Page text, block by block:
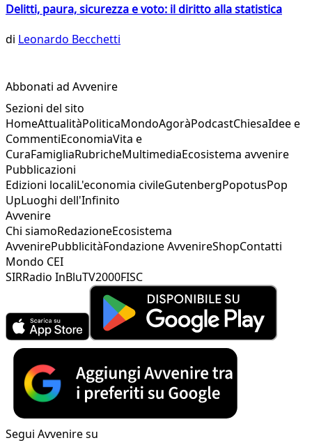
Delitti, paura, sicurezza e voto: il diritto alla statistica
di Leonardo Becchetti
Abbonati ad Avvenire
Sezioni del sito
HomeAttualitàPoliticaMondoAgoràPodcastChiesaIdee e
CommentiEconomiaVita e
CuraFamigliaRubricheMultimediaEcosistema avvenire
Pubblicazioni
Edizioni localiL'economia civileGutenbergPopotusPop
UpLuoghi dell'Infinito
Avvenire
Chi siamoRedazioneEcosistema
AvvenirePubblicitàFondazione AvvenireShopContatti
Mondo CEI
SIRRadio InBluTV2000FISC
Segui Avvenire su